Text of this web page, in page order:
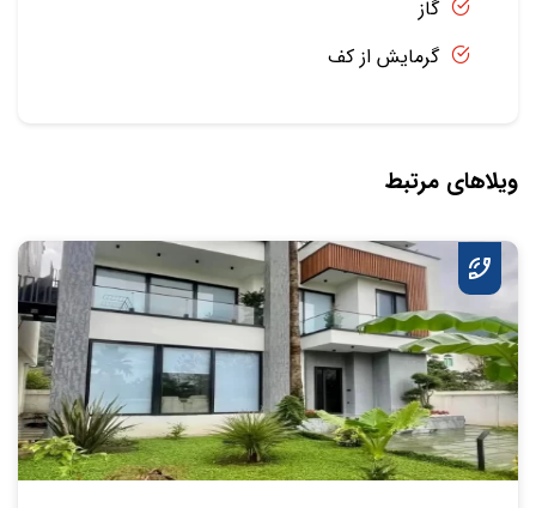
گاز
گرمایش از کف
ویلاهای مرتبط